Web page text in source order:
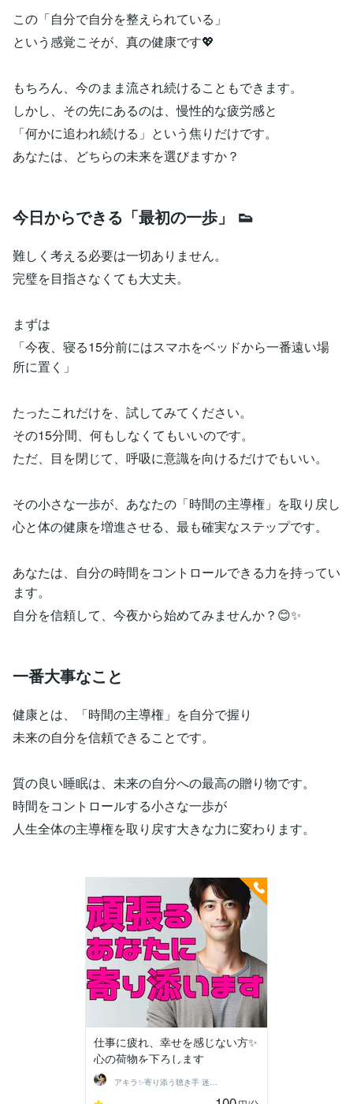
この「自分で自分を整えられている」
という感覚こそが、真の健康です💖
もちろん、今のまま流され続けることもできます。
しかし、その先にあるのは、慢性的な疲労感と
「何かに追われ続ける」という焦りだけです。
あなたは、どちらの未来を選びますか？
今日からできる「最初の一歩」 👟
難しく考える必要は一切ありません。
完璧を目指さなくても大丈夫。
まずは
「今夜、寝る15分前にはスマホをベッドから一番遠い場
所に置く」
たったこれだけを、試してみてください。
その15分間、何もしなくてもいいのです。
ただ、目を閉じて、呼吸に意識を向けるだけでもいい。
その小さな一歩が、あなたの「時間の主導権」を取り戻し
心と体の健康を増進させる、最も確実なステップです。
あなたは、自分の時間をコントロールできる力を持ってい
ます。
自分を信頼して、今夜から始めてみませんか？😊✨
一番大事なこと
健康とは、「時間の主導権」を自分で握り
未来の自分を信頼できることです。
質の良い睡眠は、未来の自分への最高の贈り物です。
時間をコントロールする小さな一歩が
人生全体の主導権を取り戻す大きな力に変わります。
仕事に疲れ、幸せを感じない方✨
心の荷物を下ろします
アキラ✨寄り添う聴き手 迷い不安の相談室